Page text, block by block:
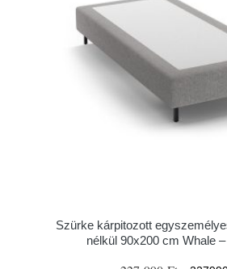
Szürke kárpitozott
nélkül 90x200 cm Whale